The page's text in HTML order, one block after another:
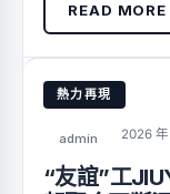
READ MORE
熱力再現
admin 2026
“友誼”工